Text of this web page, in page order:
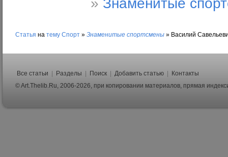
Статья на тему Спорт » Знаменитые спортсмены » Василий
Все статьи Разделы Поиск Добавить статью
Контакты
© Art.Thelib.Ru, 2006-2026, при копировании материалов, прямая